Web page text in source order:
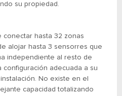
su propiedad.
conectar hasta 32 zonas
alojar hasta 3 sensorres que
independiente al resto de
configuración adecuada a su
No existe en el
capacidad totalizando